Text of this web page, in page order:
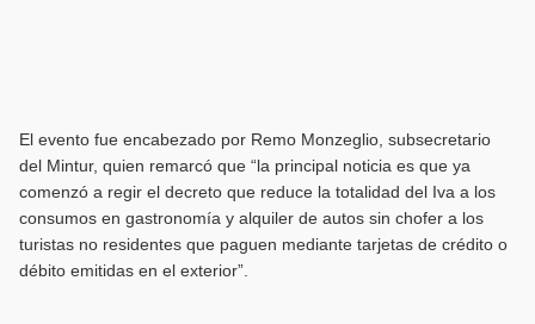
El evento fue encabezado por Remo Monzeglio, subsecretario
del Mintur, quien remarcó que “la principal noticia es que ya
comenzó a regir el decreto que reduce la totalidad del Iva a los
consumos en gastronomía y alquiler de autos sin chofer a los
turistas no residentes que paguen mediante tarjetas de crédito o
débito emitidas en el exterior”.